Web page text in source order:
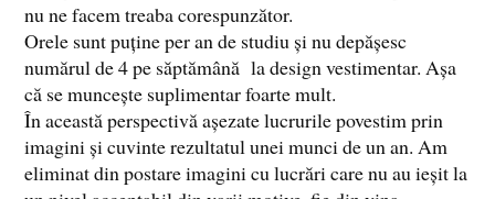
nu ne facem treaba corespunzător.
Orele sunt puține per an de studiu și nu depășesc
numărul de 4 pe săptămână la design vestimentar. Așa
că se muncește suplimentar foarte mult.
În această perspectivă așezate lucrurile povestim prin
imagini și cuvinte rezultatul unei munci de un an. Am
eliminat din postare imagini cu lucrări care nu au ieșit la